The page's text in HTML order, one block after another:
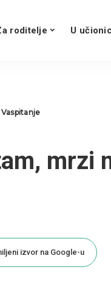
roditelje U
Vaspitanje
mrzi
izvor na Google-u